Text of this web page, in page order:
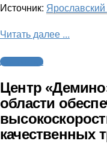
Источник: Ярославский
Читать далее ...
Другие виды
Центр
области
качественных